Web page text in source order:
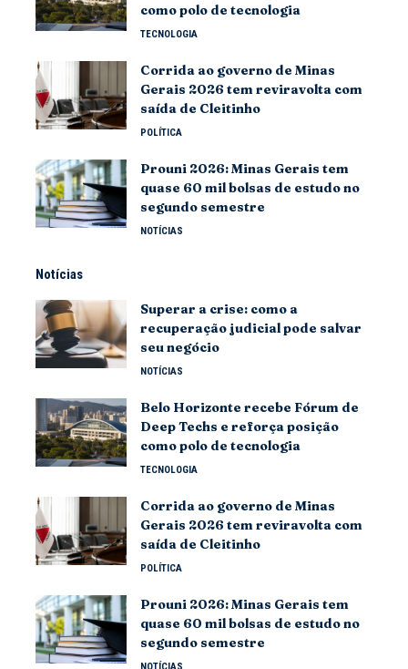
como polo de tecnologia
TECNOLOGIA
Corrida ao governo de Minas
Gerais 2026 tem reviravolta com
saída de Cleitinho
POLÍTICA
Prouni 2026: Minas Gerais tem
quase 60 mil bolsas de estudo no
segundo semestre
NOTÍCIAS
Notícias
Superar a crise: como a
recuperação judicial pode salvar
seu negócio
NOTÍCIAS
Belo Horizonte recebe Fórum de
Deep Techs e reforça posição
como polo de tecnologia
TECNOLOGIA
Corrida ao governo de Minas
Gerais 2026 tem reviravolta com
saída de Cleitinho
POLÍTICA
Prouni 2026: Minas Gerais tem
quase 60 mil bolsas de estudo no
segundo semestre
NOTÍCIAS